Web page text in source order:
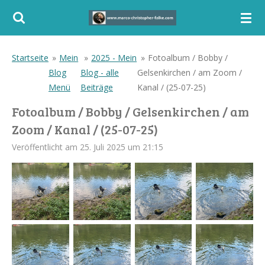
Zum
Startseite » Mein
Blog
Menü
» 2025 - Mein
Blog - alle
Beiträge
» Fotoalbum / Bobby /
Gelsenkirchen / am Zoom /
Kanal / (25-07-25)
Fotoalbum / Bobby / Gelsenkirchen / am
Zoom / Kanal / (25-07-25)
Veröffentlicht am 25. Juli 2025 um 21:15